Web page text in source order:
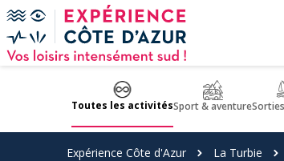
Panneau de gestion des cookies
Toutes les activitésSport & aventure
Expérience Côte d'Azur La Turbie